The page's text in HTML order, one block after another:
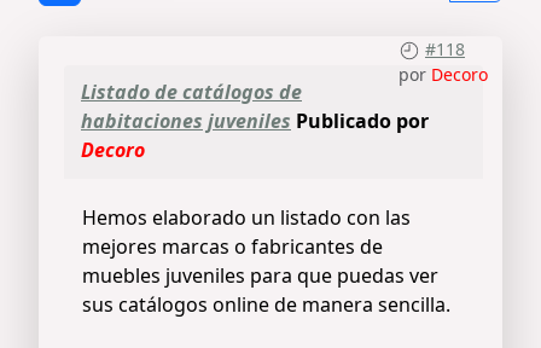
#118
por Decoro
Listado de catálogos de
habitaciones juveniles Publicado por
Decoro
Hemos elaborado un listado con las
mejores marcas o fabricantes de
muebles juveniles para que puedas ver
sus catálogos online de manera sencilla.